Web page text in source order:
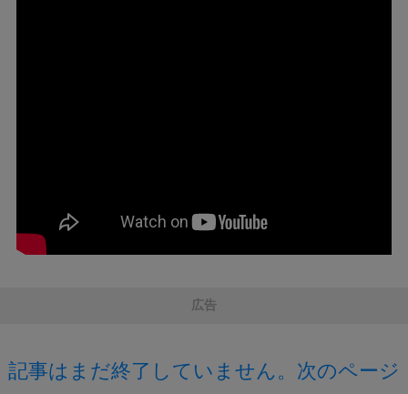
広告
記事はまだ終了していません。次のページ